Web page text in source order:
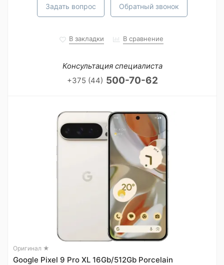
Задать вопрос Обратный звонок
В закладки В сравнение
Консультация специалиста
+375 (44) 500-70-62
Оригинал ★
Google Pixel 9 Pro XL 16Gb/512Gb Porcelain